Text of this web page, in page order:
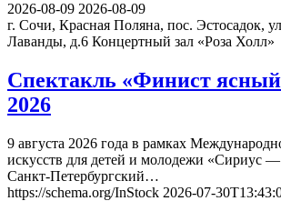
2026-08-09 2026-08-09
г. Сочи, Красная Поляна, пос. Эстосадок,
Лаванды, д.6 Концертный зал «Роза Холл»
Спектакль «Финист ясный
2026
9 августа 2026 года в рамках
искусств для детей и молодежи «Сириус
Санкт-Петербургский…
https://schema.org/InStock 2026-07-